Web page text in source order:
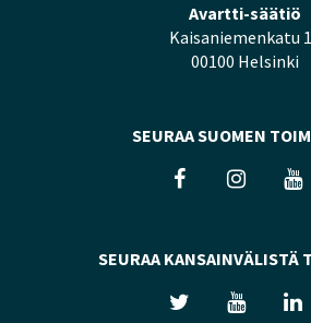
Avartti-säätiö
Kaisaniemenkatu
00100 Helsinki
SEURAA SUOMEN
SEURAA KANSAINVÄLISTÄ